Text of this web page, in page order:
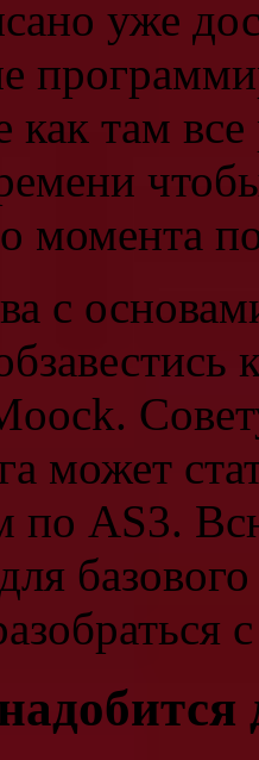
уже
как там
момента
с
может
по AS3.